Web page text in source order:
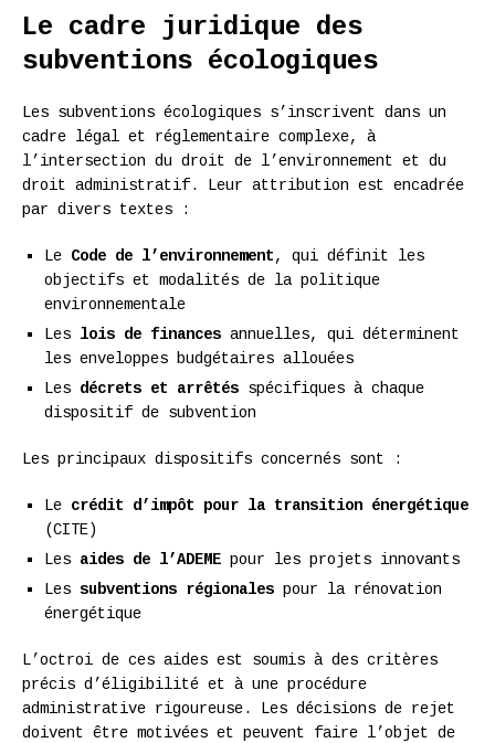
Le cadre juridique des
subventions écologiques
Les subventions écologiques s’inscrivent dans un
cadre légal et réglementaire complexe, à
l’intersection du droit de l’environnement et du
droit administratif. Leur attribution est encadrée
par divers textes :
Le Code de l’environnement, qui définit les
objectifs et modalités de la politique
environnementale
Les lois de finances annuelles, qui déterminent
les enveloppes budgétaires allouées
Les décrets et arrêtés spécifiques à chaque
dispositif de subvention
Les principaux dispositifs concernés sont :
Le crédit d’impôt pour la transition énergétique
(CITE)
Les aides de l’ADEME pour les projets innovants
Les subventions régionales pour la rénovation
énergétique
L’octroi de ces aides est soumis à des critères
précis d’éligibilité et à une procédure
administrative rigoureuse. Les décisions de rejet
doivent être motivées et peuvent faire l’objet de